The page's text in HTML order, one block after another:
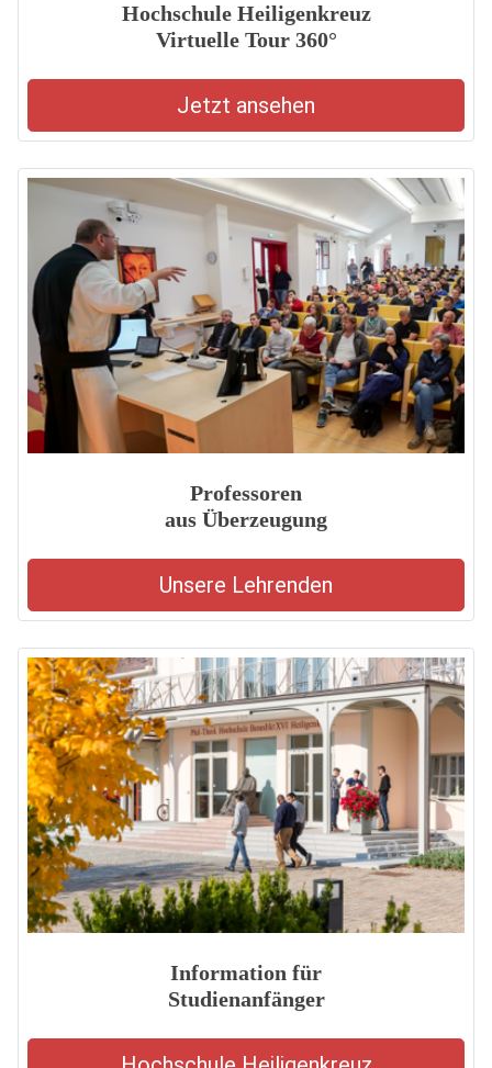
Hochschule Heiligenkreuz
Virtuelle Tour 360°
Jetzt ansehen
Professoren
aus Überzeugung
Unsere Lehrenden
Information für
Studienanfänger